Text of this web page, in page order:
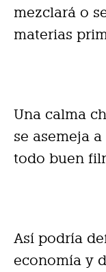
mezclará o
materias
Una calma
se asemeja
todo buen
Así podría
economía y